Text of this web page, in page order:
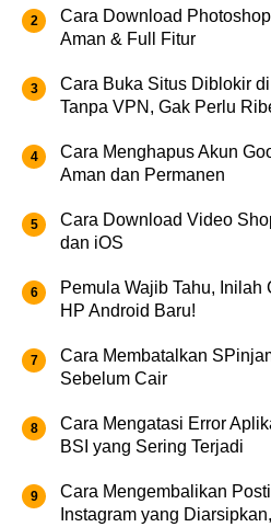
Cara Download
Aman & Full Fitur
Cara Buka Situs Diblokir
Tanpa VPN, Gak Perlu
Cara Menghapus Akun
Aman dan Permanen
Cara Download Video
dan iOS
Pemula Wajib Tahu, Inilah
HP Android Baru!
Cara Membatalkan
Sebelum Cair
Cara Mengatasi Error
BSI yang Sering Terjadi
Cara Mengembalikan
Instagram yang